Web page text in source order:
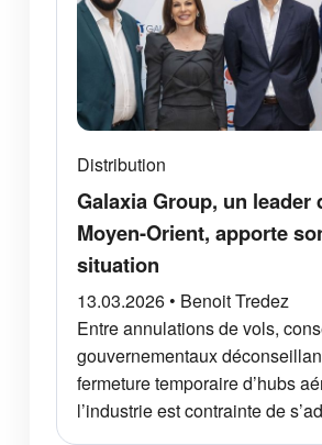
Distribution
Galaxia Group, un leader
Moyen-Orient, apporte
situation
13.03.2026 • Benoit Tredez
Entre annulations de vols,
gouvernementaux
fermeture temporaire d’hubs
l’industrie est contrainte de